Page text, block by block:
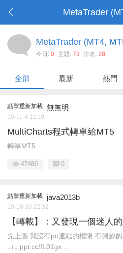
MetaTrader
MetaTrader (MT4,
今日: 0 主題: 73 排名: 28
全部 最新 熱門
點擊重新加載 無無明
19-11-4 11:10
MultiCharts程式轉單給MT5
轉單MT5
47480 0
點擊重新加載 java2013b
19-10-30 22:32
【轉載】：又發現一個迷人
先上圖 我沒有po連結的權限 有興趣
↓↓↓ ppt.cc/fL01gx ...